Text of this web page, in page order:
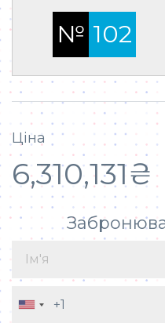
№ 102
Ціна
6,310,131₴
UNITED STATES +1